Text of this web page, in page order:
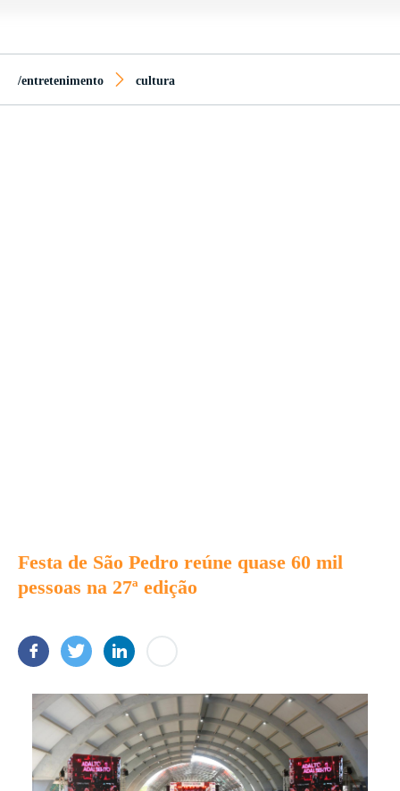
/entretenimento cultura
Festa de São Pedro reúne quase 60 mil
pessoas na 27ª edição